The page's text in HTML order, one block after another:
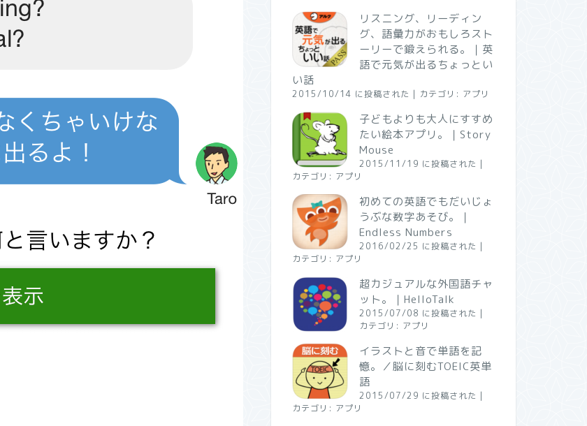
リスニング、リーディン
グ、語彙力がおもしろスト
ーリーで鍛えられる。｜英
語で元気が出るちょっとい
い話
2015/10/14 に投稿された | カテゴリ: アプリ
子どもよりも大人にすすめ
たい絵本アプリ。｜Story
Mouse
2015/11/19 に投稿された |
カテゴリ: アプリ
初めての英語でもだいじょ
うぶな数字あそび。｜
Endless Numbers
2016/02/25 に投稿された |
カテゴリ: アプリ
超カジュアルな外国語チャ
ット。｜HelloTalk
2015/07/08 に投稿された |
カテゴリ: アプリ
イラストと音で単語を記
憶。／脳に刻むTOEIC英単
語
2015/07/29 に投稿された |
カテゴリ: アプリ